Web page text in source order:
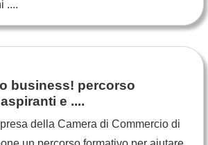
....
business! percorso
e ....
della Camera di Commercio di